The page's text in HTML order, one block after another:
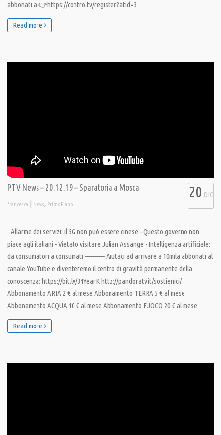
abbonati a 👉https://contro.tv/register?atid=3
Read more
PTV News – 20.12.19 – Sparatoria a Mosca
francesca | News, PrimoPiano
20 DIC
- Allarme dei servizi: il 5G non può essere cinese - Questo governo non
piace agli italiani - Vietato visitare Julian Assange - Intelligenza artificiale:
da consumatori a consumati ---------- Aiutaci ad arrivare a 10mila abbonati al
canale YouTube e diventeremo il centro di gravità permanente della
conoscenza: https://bit.ly/34YearK http://pandoratv.it/sostienici/
Abbonamento ARIA 2 € al mese Abbonamento TERRA 5 € al mese
Abbonamento ACQUA 10 € al mese Abbonamento FUOCO 20 € al mese
Read more